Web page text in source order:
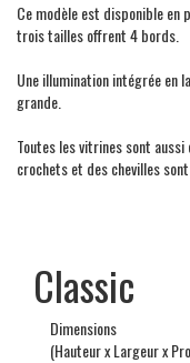
Ce modèle est disponible en
trois tailles offrent 4 bords.
Une illumination intégrée en
grande.
Toutes les vitrines sont
crochets et des chevilles
Classic
Dimensions
(Hauteur x Largeur x